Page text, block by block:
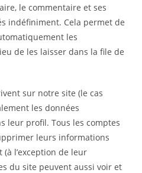
le commentaire et ses
indéfiniment. Cela permet de
les
de les laisser dans la file de
sur notre site (le cas
les données
leur profil. Tous les comptes
leurs informations
l’exception de leur
du site peuvent aussi voir et